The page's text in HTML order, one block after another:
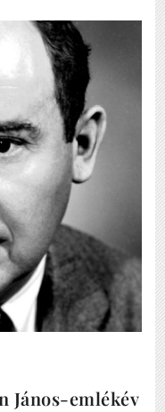
János-emlékév